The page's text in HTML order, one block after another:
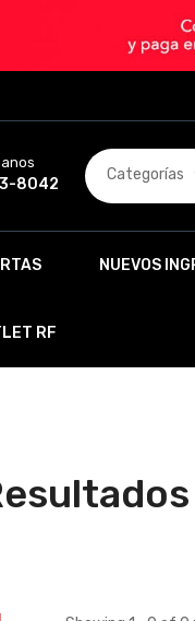
8042
Categorías
NUEVOS
RF